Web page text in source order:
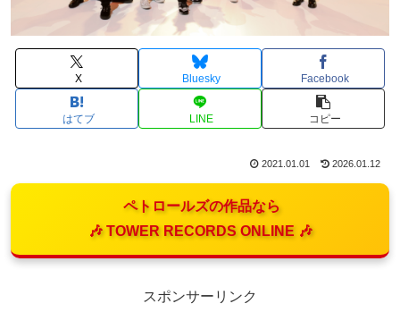
X Bluesky Facebook
はてブ LINE コピー
2021.01.01 2026.01.12
ペトロールズの作品なら
🎶 TOWER RECORDS ONLINE 🎶
スポンサーリンク